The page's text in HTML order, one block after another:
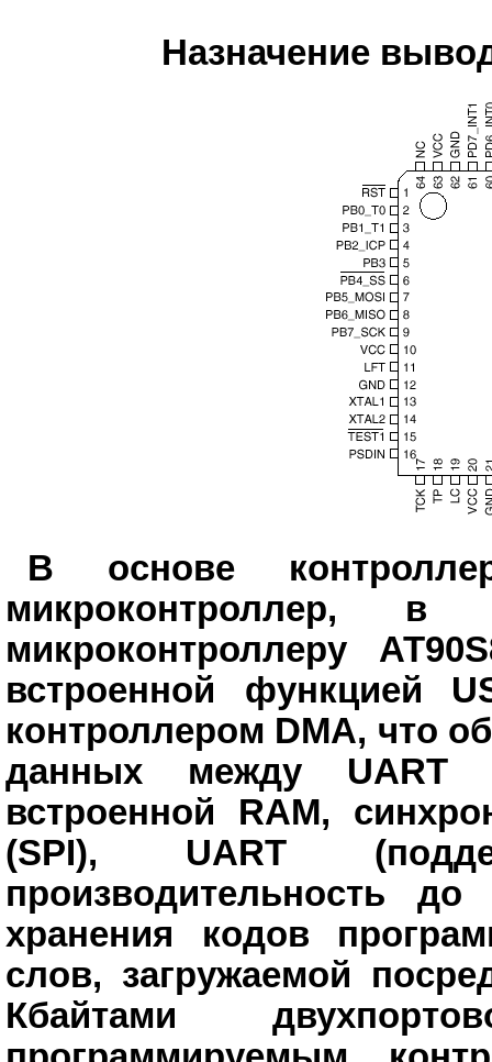
Назначение
В основе
микроконтроллер, в
микроконтроллеру
встроенной функцией
контроллером DMA, что
данных между UART
встроенной RAM,
(SPI), UART
производительность
хранения кодов
слов, загружаемой
Кбайтами